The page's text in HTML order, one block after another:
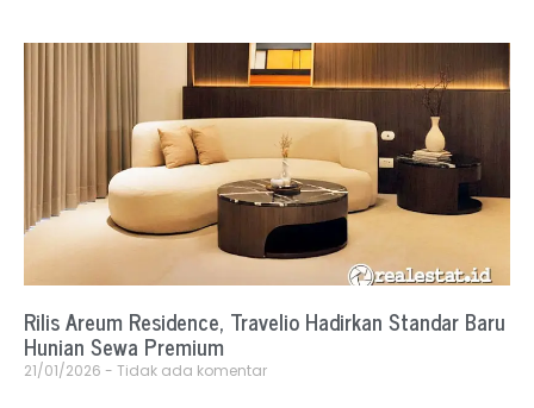
Rilis Areum Residence, Travelio Hadirkan Standar Baru
Hunian Sewa Premium
21/01/2026 Tidak ada komentar